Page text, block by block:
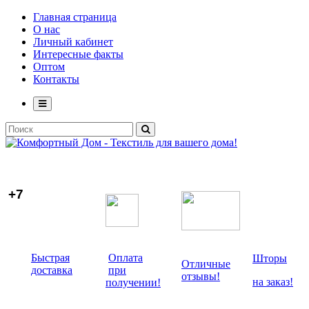
Главная страница
О нас
Личный кабинет
Интересные факты
Оптом
Контакты
Быстрая
доставка
Оплата
при
получении!
Отличные
отзывы!
Шторы
на заказ!
+7